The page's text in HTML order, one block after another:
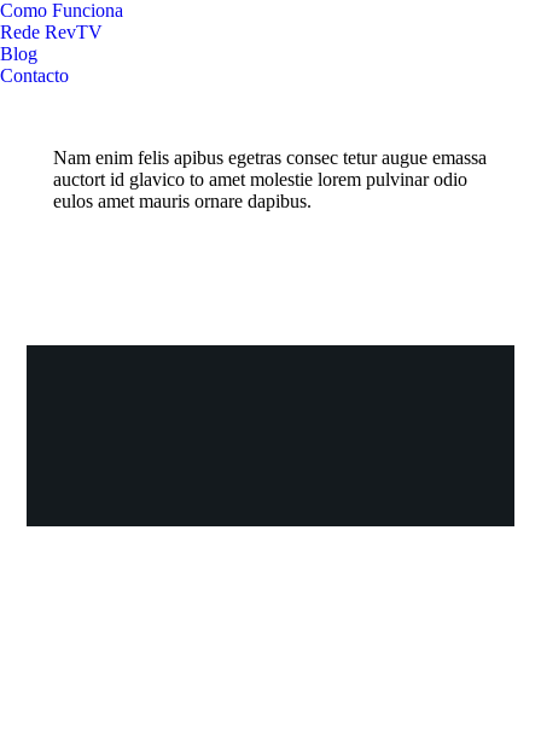
Como Funciona
Rede RevTV
Blog
Contacto
Nam enim felis apibus egetras consec tetur augue emassa
auctort id glavico to amet molestie lorem pulvinar odio
eulos amet mauris ornare dapibus.